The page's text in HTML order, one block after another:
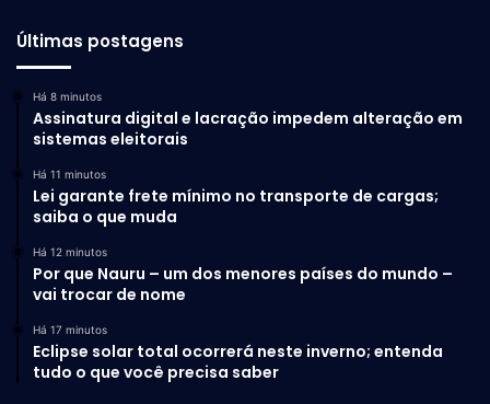
Últimas postagens
Há 8 minutos
Assinatura digital e lacração impedem alteração em
sistemas eleitorais
Há 11 minutos
Lei garante frete mínimo no transporte de cargas;
saiba o que muda
Há 12 minutos
Por que Nauru – um dos menores países do mundo –
vai trocar de nome
Há 17 minutos
Eclipse solar total ocorrerá neste inverno; entenda
tudo o que você precisa saber